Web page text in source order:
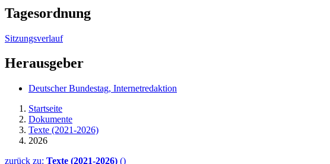
Tagesordnung
Sitzungsverlauf
Herausgeber
Deutscher Bundestag, Internetredaktion
Startseite
Dokumente
Texte (2021-2026)
2026
zurück zu: Texte (2021-2026) ()